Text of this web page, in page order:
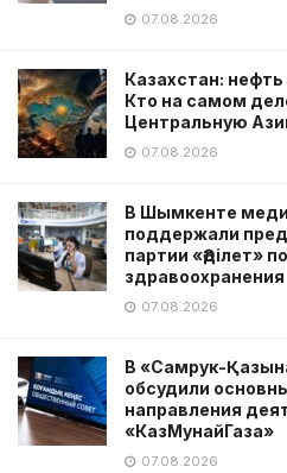
07.08.2026
Казахстан:
Кто на самом
Центральную
07.08.2026
В Шымкенте
поддержали
партии «Әділет»
здравоохранения
07.08.2026
В «Самрук-
обсудили
направления
«КазМунайГаза»
07.08.2026